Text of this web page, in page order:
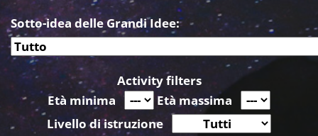
Sotto-idea delle Grandi Idee:
Activity filters
Età minima
Età massima
Livello di istruzione